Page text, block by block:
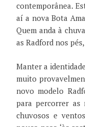
contemporânea.
aí a nova Bota
Quem anda à
as Radford nos
Manter a
muito
novo modelo
para percorrer as
chuvosos e